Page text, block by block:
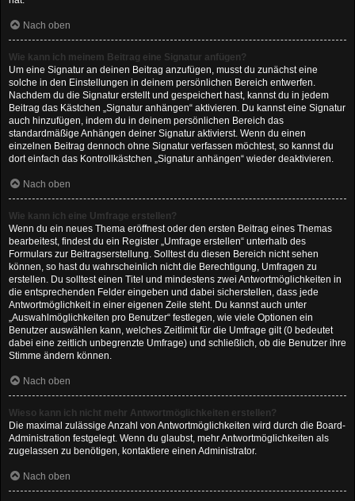
Nach oben
Wie kann ich meinem Beitrag eine Signatur anfügen?
Um eine Signatur an deinen Beitrag anzufügen, musst du zunächst eine
solche in den Einstellungen in deinem persönlichen Bereich entwerfen.
Nachdem du die Signatur erstellt und gespeichert hast, kannst du in jedem
Beitrag das Kästchen „Signatur anhängen“ aktivieren. Du kannst eine Signatur
auch hinzufügen, indem du in deinem persönlichen Bereich das
standardmäßige Anhängen deiner Signatur aktivierst. Wenn du einen
einzelnen Beitrag dennoch ohne Signatur verfassen möchtest, so kannst du
dort einfach das Kontrollkästchen „Signatur anhängen“ wieder deaktivieren.
Nach oben
Wie kann ich eine Umfrage erstellen?
Wenn du ein neues Thema eröffnest oder den ersten Beitrag eines Themas
bearbeitest, findest du ein Register „Umfrage erstellen“ unterhalb des
Formulars zur Beitragserstellung. Solltest du diesen Bereich nicht sehen
können, so hast du wahrscheinlich nicht die Berechtigung, Umfragen zu
erstellen. Du solltest einen Titel und mindestens zwei Antwortmöglichkeiten in
die entsprechenden Felder eingeben und dabei sicherstellen, dass jede
Antwortmöglichkeit in einer eigenen Zeile steht. Du kannst auch unter
„Auswahlmöglichkeiten pro Benutzer“ festlegen, wie viele Optionen ein
Benutzer auswählen kann, welches Zeitlimit für die Umfrage gilt (0 bedeutet
dabei eine zeitlich unbegrenzte Umfrage) und schließlich, ob die Benutzer ihre
Stimme ändern können.
Nach oben
Wieso kann ich nicht mehr Antwortmöglichkeiten erstellen?
Die maximal zulässige Anzahl von Antwortmöglichkeiten wird durch die Board-
Administration festgelegt. Wenn du glaubst, mehr Antwortmöglichkeiten als
zugelassen zu benötigen, kontaktiere einen Administrator.
Nach oben